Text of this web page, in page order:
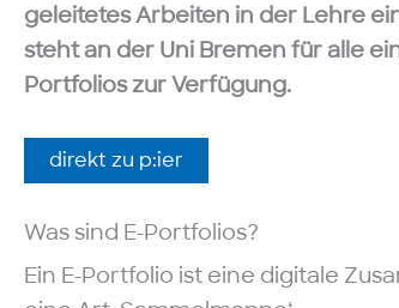
geleitetes Arbeiten in der Lehre
steht an der Uni Bremen für alle
Portfolios zur Verfügung.
direkt zu p:ier
Was sind E-Portfolios?
Ein E-Portfolio ist eine digitale